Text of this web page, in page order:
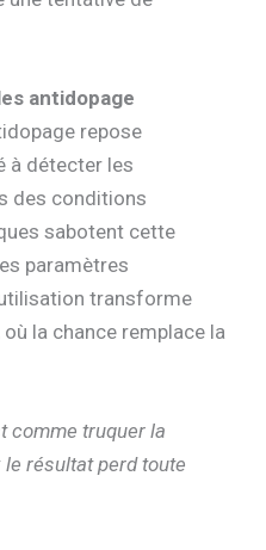
antidopage
repose
à détecter les
des conditions
sabotent cette
paramètres
transforme
la chance remplace la
comme truquer la
résultat perd toute